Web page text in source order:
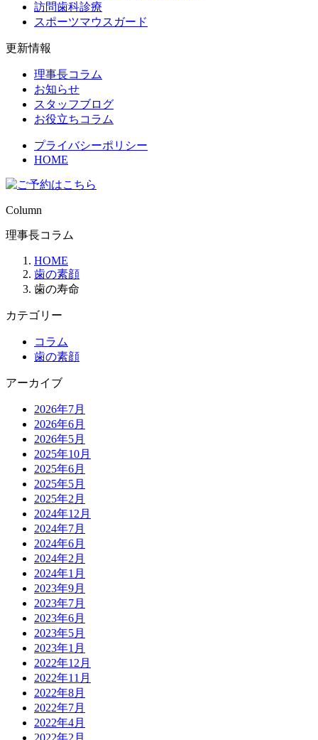
訪問歯科診療
スポーツマウスガード
更新情報
理事長コラム
お知らせ
スタッフブログ
お役立ちコラム
プライバシーポリシー
HOME
Column
理事長コラム
HOME
歯の素顔
歯の寿命
カテゴリー
コラム
歯の素顔
アーカイブ
2026年7月
2026年6月
2026年5月
2025年10月
2025年6月
2025年5月
2025年2月
2024年12月
2024年7月
2024年6月
2024年2月
2024年1月
2023年9月
2023年7月
2023年6月
2023年5月
2023年1月
2022年12月
2022年11月
2022年8月
2022年7月
2022年4月
2022年2月